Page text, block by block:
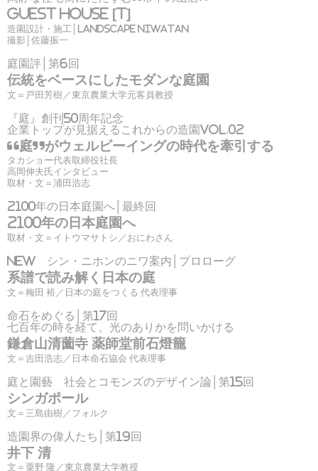
Guest House [T]
造園設計・施工│LANDSCAPE NIWATAN
撮影│佐藤振一
庭園評│第6回
伝統をベースにしたモダンな庭園
文＝戸田芳樹／東京農業大学元客員教授
『庭』創刊50周年記念
企業トップが見据えるこれからの造園Vol.02
“庭”がウェルビーイングの時代を牽引する
タカショー代表取締役社長
高岡伸夫氏インタビュー
取材・文＝浦田浩志
2100年の日本庭園へ│最終回
2100年の日本庭園へ
取材・文＝イトウマサトシ／おにわさん
NEW シン・ニホンのニワ案内│プロローグ
系譜で読み解く日本の庭
文＝梅田 裕／日本の庭をつくる 代表理事
命石をめぐる│第17回
七百年の時を経て、光のありかを問いかける
鎌倉山清薗寺 薬師堂前石燈籠
文＝吉田浩志／日本命石協会 代表理事
庭と園藝 社会とコモンズのデザイン論│第15回
シンガポール
文＝三島由樹／フォルク
造園界の偉人たち│第19回
井下 清
文＝粟野 隆／東京農業大学教授